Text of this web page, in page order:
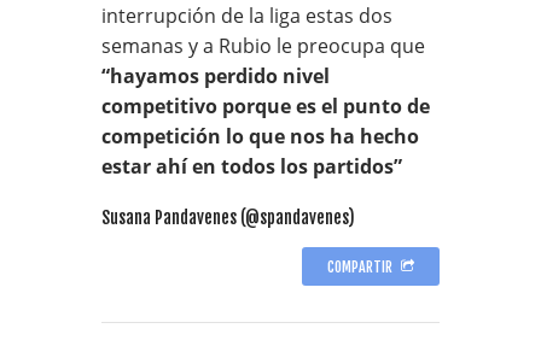
interrupción de la liga estas dos
semanas y a Rubio le preocupa que
“hayamos perdido nivel
competitivo porque es el punto de
competición lo que nos ha hecho
estar ahí en todos los partidos”
Susana Pandavenes (@spandavenes)
COMPARTIR